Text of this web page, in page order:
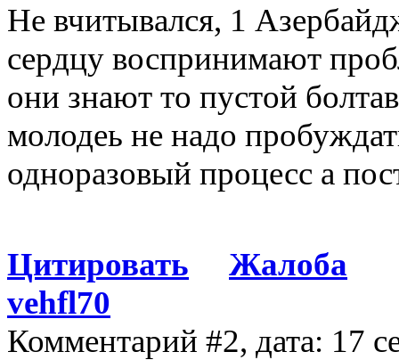
Не вчитывался, 1
сердцу воспринимают
они знают то пустой
молодеь не надо
одноразовый процесс а
Цитировать
Жалоба
vehfl70
Комментарий #2, дата: 17